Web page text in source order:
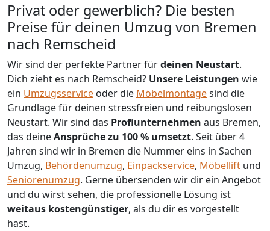
Privat oder gewerblich? Die besten
Preise für deinen Umzug von Bremen
nach Remscheid
Wir sind der perfekte Partner fürdeinen Neustart.
Dich zieht es nach Remscheid? Unsere Leistungen wie
ein Umzugsservice oder die Möbelmontagesind die
Grundlage für deinen stressfreien und reibungslosen
Neustart. Wir sind das Profiunternehmen aus Bremen,
das deineAnsprüche zu 100 % umsetzt. Seit über 4
Jahren sind wir in Bremen die Nummer eins in Sachen
Umzug, Behördenumzug, Einpackservice, Möbellift und
Seniorenumzug. Gerne übersenden wir dir ein Angebot
und du wirst sehen, die professionelle Lösung ist
weitaus kostengünstiger, als du dir es vorgestellt
hast.